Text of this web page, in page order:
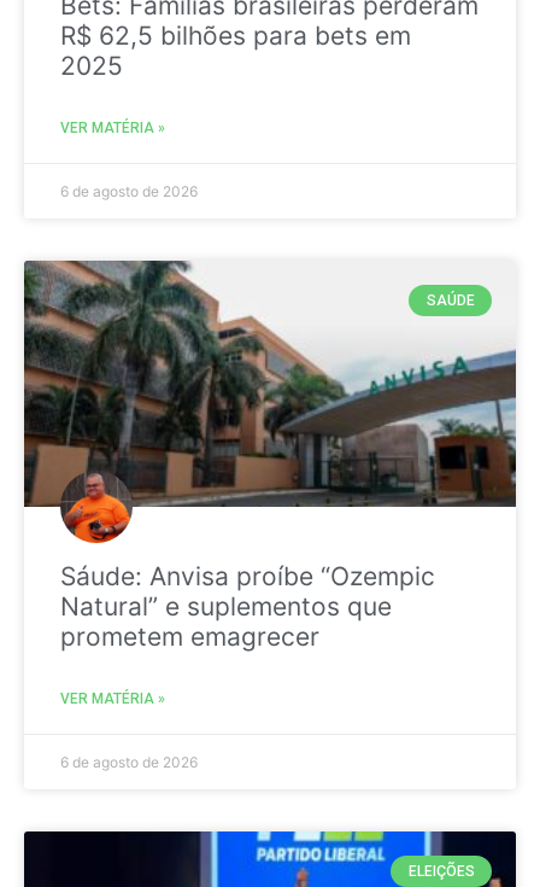
R$ 62,5 bilhões para bets em
2025
VER MATÉRIA »
6 de agosto de 2026
SAÚDE
Sáude: Anvisa proíbe “Ozempic
Natural” e suplementos que
prometem emagrecer
VER MATÉRIA »
6 de agosto de 2026
ELEIÇÕES